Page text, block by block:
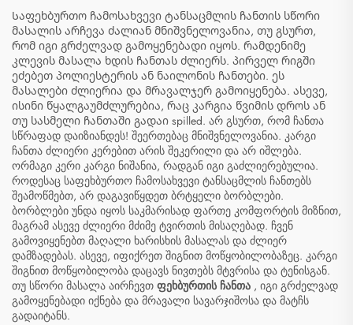
Საფეხბურთო ჩამოსახვევი ტანსაცმლის ჩანთის სწორი
მასალის არჩევა ძალიან მნიშვნელოვანია, თუ გსურთ,
რომ იგი გრძელვად გამოყენებადი იყოს. რამდენიმე
კლევის მასალა ხდის ჩანთას ძლიერს. პირველ რიგში
ეძებეთ პოლიესტერის ან ნაილონის ჩანთები. ეს
მასალები ძლიერია და მრავალჯერ გამოიყენება. ასევე,
ისინი წყალგაუმძლურებია, რაც კარგია წვიმის დროს ან
თუ სასმელი ჩანთაში გადაი spilled. არ გსურთ, რომ ჩანთა
სწრაფად დაიზიანდეს! შეერთებაც მნიშვნელოვანია. კარგი
ჩანთა ძლიერი კერებით არის შეკერილი და არ იშლება.
ორმაგი კერი კარგი ნიშანია, რადგან იგი გაძლიერებულია.
როდესაც საფეხბურთო ჩამოსახვევი ტანსაცმლის ჩანთებს
შეამოწმებთ, არ დაგავიწყდეთ ბრტყელი ბორბლები.
ბორბლები უნდა იყოს საკმარისად ფართე კომფორტის მიზნით,
მაგრამ ასევე ძლიერი მძიმე ტვირთის მისაღებად. ჩვენ
გამოვიყენებთ მაღალი ხარისხის მასალას და ძლიერ
დამზადებას. ასევე, იფიქრეთ შიგნით მოწყობილობაზეც. კარგი
შიგნით მოწყობილობა დაცავს ნივთებს მტვრისა და ტენისგან.
თუ სწორი მასალა აირჩევთ ფეხბურთის ჩანთა , იგი გრძელვად
გამოყენებადი იქნება და მრავალი სავარჯიშოსა და მატჩს
გადაიტანს.